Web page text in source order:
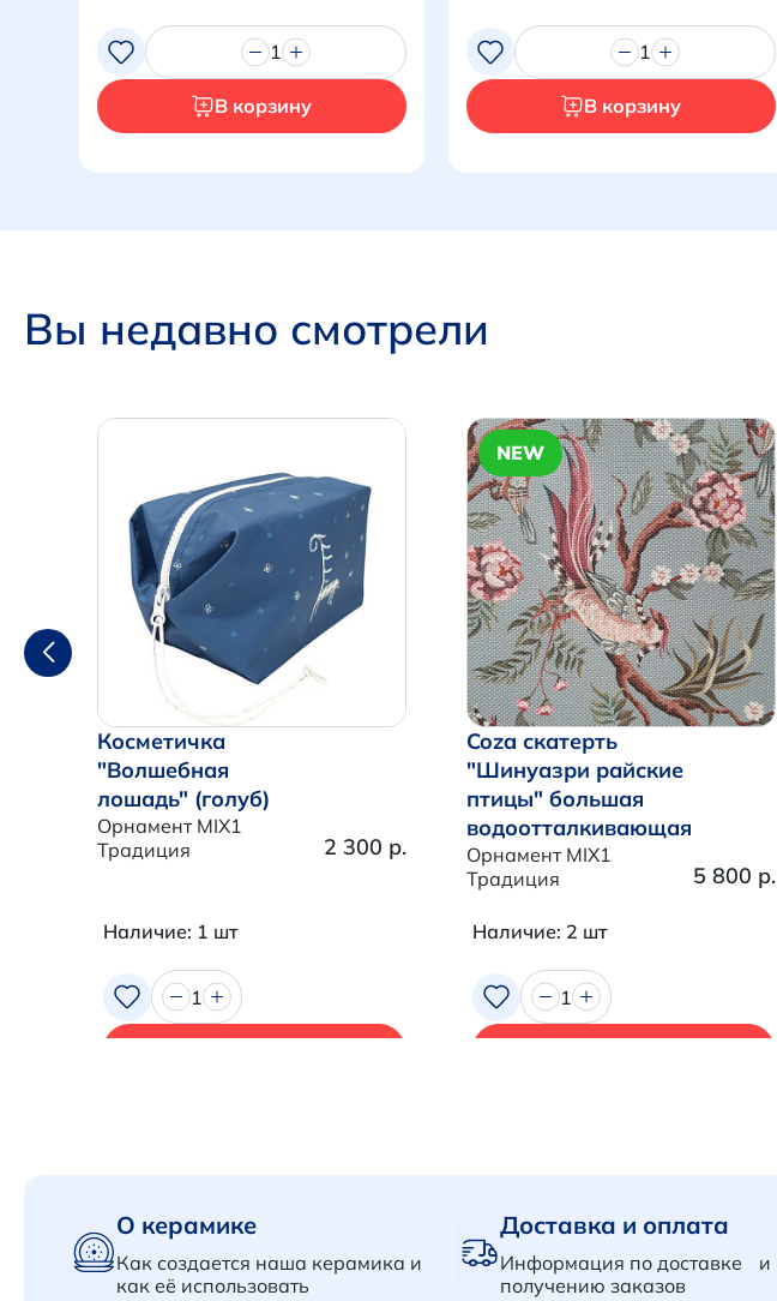
1
В корзину
1
В корзину
Вы недавно смотрели
Косметичка
"Волшебная
лошадь" (голуб)
Орнамент MIX1
Традиция
2 300 р.
Наличие: 1 шт
1
NEW
Coza скатерть
"Шинуазри райские
птицы" большая
водоотталкивающая
Орнамент MIX1
Традиция
5 800 р.
Наличие: 2 шт
1
О керамике
Как создается наша керамика и
как её использовать
Доставка и оплата
Информация по доставке и
получению заказов